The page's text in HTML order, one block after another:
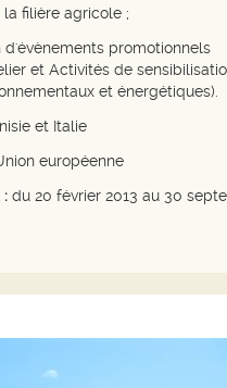
la filière agricole ;
d'évènements promotionnels
et Activités de
et énergétiques).
et Italie
européenne
: du 20 février 2013 au 30